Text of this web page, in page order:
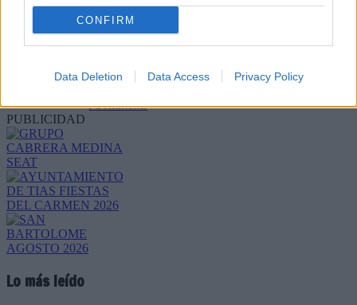
CONFIRM
Data Deletion Data Access Privacy Policy
Refescar
JComments
PUBLICIDAD
Lo más leído